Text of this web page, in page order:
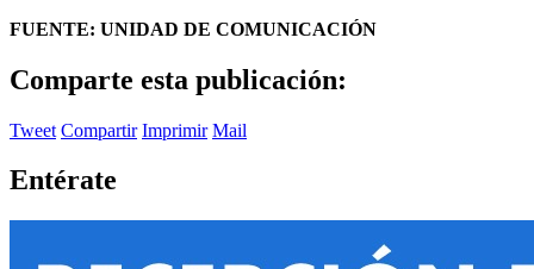
FUENTE: UNIDAD DE COMUNICACIÓN
Comparte esta publicación:
Tweet Compartir Imprimir Mail
Entérate